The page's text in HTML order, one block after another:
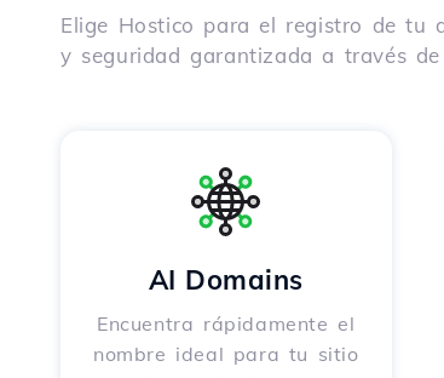
Elige Hostico para el registro de tu
y seguridad garantizada a través
AI Domains
Encuentra rápidamente el
nombre ideal para tu sitio